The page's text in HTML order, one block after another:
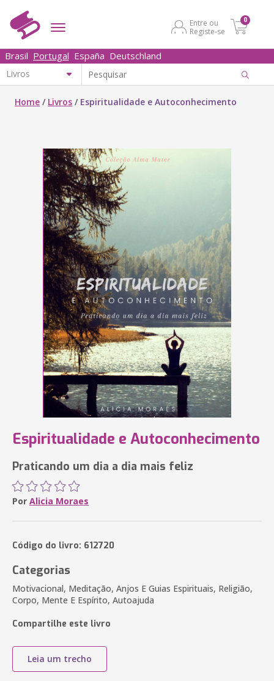
Entre ou
Registe-se
0
Brasil Portugal España Deutschland
Home / Livros / Espiritualidade e Autoconhecimento
Espiritualidade e Autoconhecimento
Praticando um dia a dia mais feliz
Por Alicia Moraes
Código do livro: 612720
Categorias
Motivacional, Meditação, Anjos E Guias Espirituais, Religião,
Corpo, Mente E Espírito, Autoajuda
Compartilhe este livro
Leia um trecho